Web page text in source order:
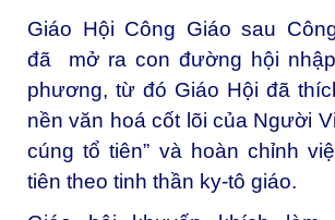
Giáo Hội Công Giáo sau
đã mở ra con đường hội
phương, từ đó Giáo Hội đã
nền văn hoá cốt lõi của Người
cúng tổ tiên” và hoàn chỉnh
tiên theo tinh thần ky-tô giáo.